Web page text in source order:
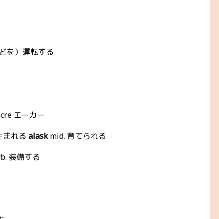
を）運転する
エーカー
まれる alaskmid. 育てられる
装備する